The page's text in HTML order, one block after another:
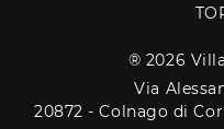
® 2026
Via
20872 - Colnago di